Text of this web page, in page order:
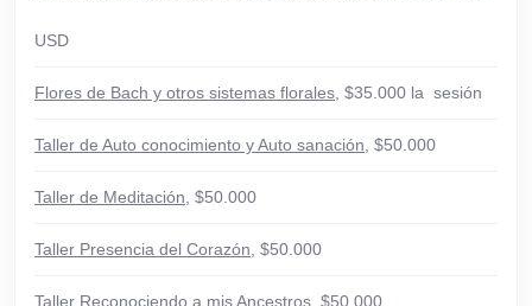
USD
Flores de Bach y otros sistemas florales , $35.000 la sesión
Taller de Auto conocimiento y Auto sanación , $50.000
Taller de Meditación , $50.000
Taller Presencia del Corazón , $50.000
Taller Reconociendo a mis Ancestros , $50.000